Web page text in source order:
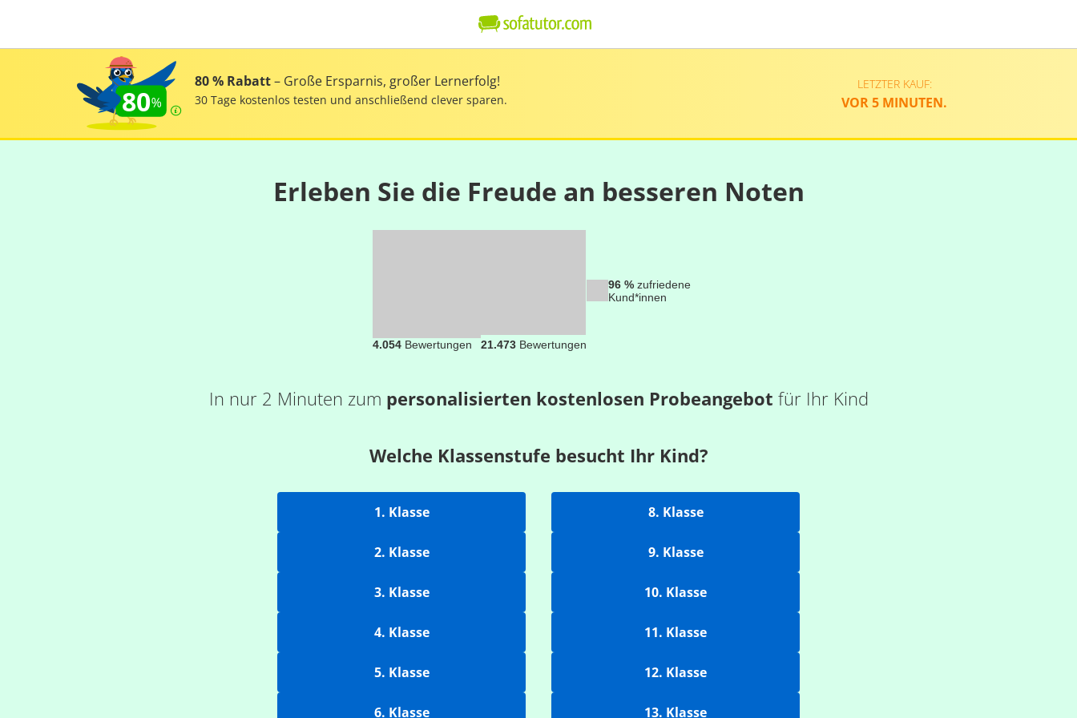
80
80 % Rabatt– Große Ersparnis, großer Lernerfolg!
30 Tage kostenlos testen und anschließend clever sparen.
LETZTER KAUF:
VOR 5 MINUTEN.
Erleben Sie die Freude an besseren Noten
4.054Bewertungen 21.473Bewertungen
96 %zufriedene
Kund*innen
In nur 2 Minuten zum personalisierten kostenlosen Probeangebot für Ihr Kind
Welche Klassenstufe besucht Ihr Kind?
1. Klasse
2. Klasse
3. Klasse
4. Klasse
5. Klasse
6. Klasse
8. Klasse
9. Klasse
10. Klasse
11. Klasse
12. Klasse
13. Klasse